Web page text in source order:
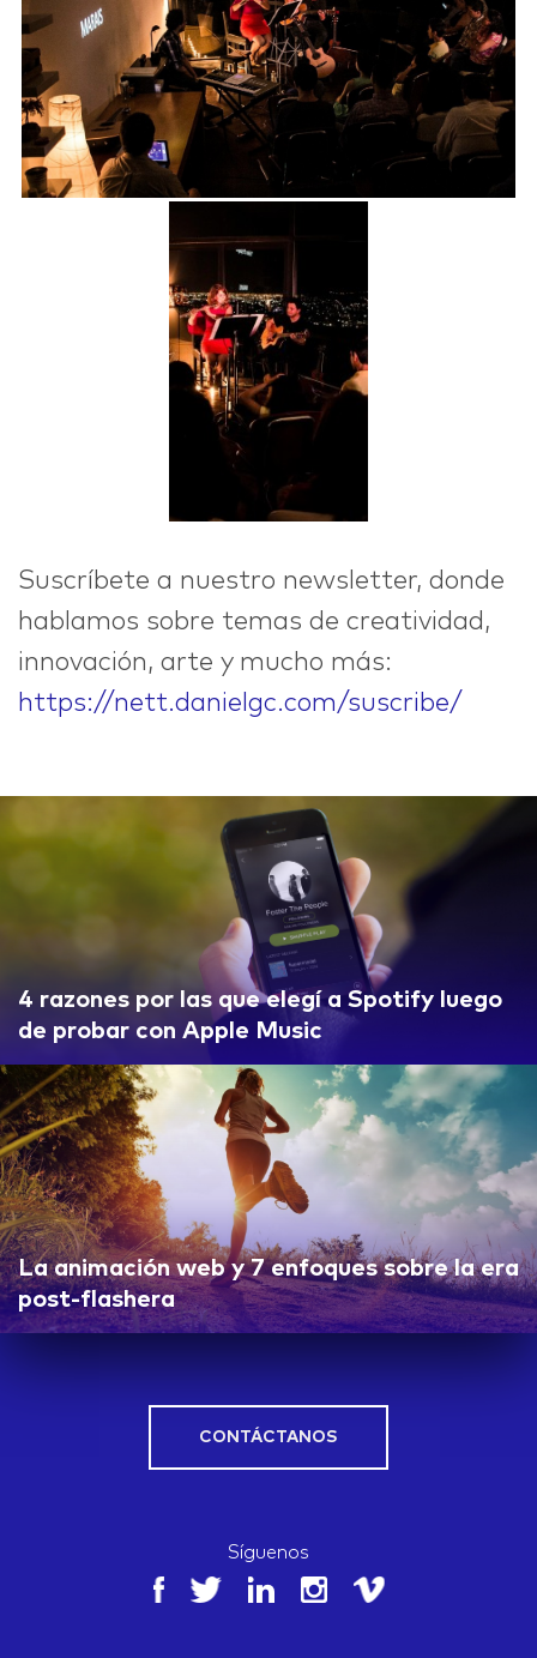
Suscríbete a nuestro newsletter, donde
hablamos sobre temas de creatividad,
innovación, arte y mucho más:
https://nett.danielgc.com/suscribe/
4 razones por las que elegí a Spotify luego
de probar con Apple Music
La animación web y 7 enfoques sobre la era
post-flashera
CONTÁCTANOS
Síguenos